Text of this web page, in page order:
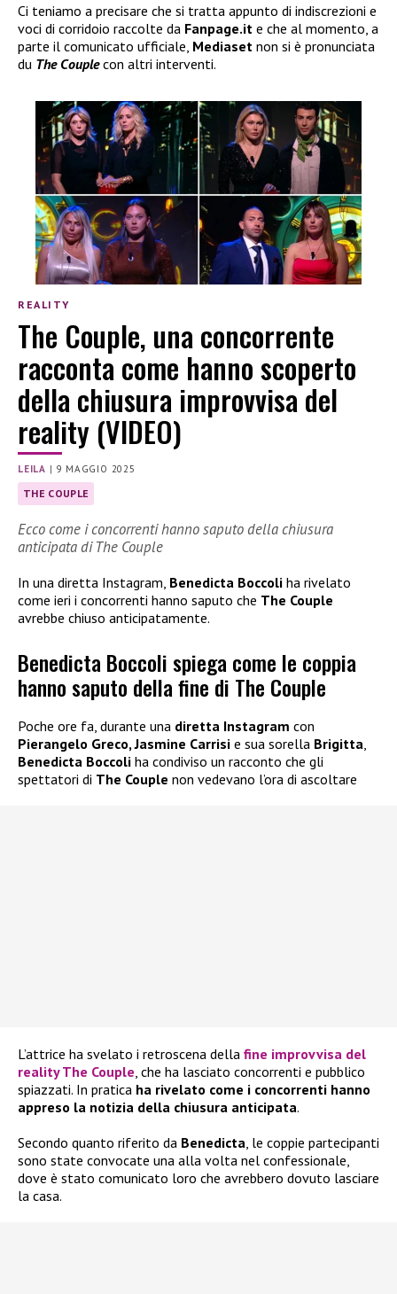
Ci teniamo a precisare che si tratta appunto di indiscrezioni e
voci di corridoio raccolte da Fanpage.it e che al momento, a
parte il comunicato ufficiale, Mediaset non si è pronunciata
du The Couplecon altri interventi.
REALITY
The Couple, una concorrente
racconta come hanno scoperto
della chiusura improvvisa del
reality (VIDEO)
LEILA | 9 MAGGIO 2025
THE COUPLE
Ecco come i concorrenti hanno saputo della chiusura
anticipata di The Couple
In una diretta Instagram, Benedicta Boccoli ha rivelato
come ieri i concorrenti hanno saputo che The Couple
avrebbe chiuso anticipatamente.
Benedicta Boccoli spiega come le coppia
hanno saputo della fine di The Couple
Poche ore fa, durante una diretta Instagram con
Pierangelo Greco, Jasmine Carrisi e sua sorella Brigitta,
Benedicta Boccoli ha condiviso un racconto che gli
spettatori di The Couple non vedevano l’ora di ascoltare
L’attrice ha svelato i retroscena della fine improvvisa del
reality The Couple, che ha lasciato concorrenti e pubblico
spiazzati. In pratica ha rivelato come i concorrenti hanno
appreso la notizia della chiusura anticipata.
Secondo quanto riferito da Benedicta, le coppie partecipanti
sono state convocate una alla volta nel confessionale,
dove è stato comunicato loro che avrebbero dovuto lasciare
la casa.